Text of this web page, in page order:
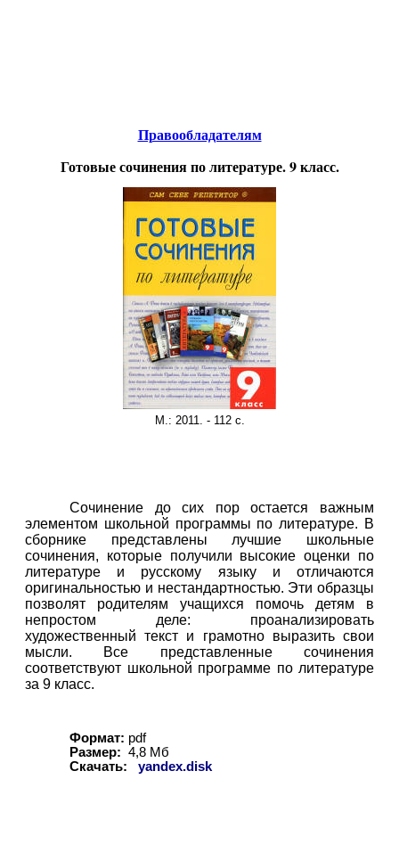
Правообладателям
Готовые сочинения по литературе. 9 класс.
М.: 2011. - 112 с.
Сочинение до сих пор остается важным
элементом школьной программы по литературе. В
сборнике представлены лучшие школьные
сочинения, которые получили высокие оценки по
литературе и русскому языку и отличаются
оригинальностью и нестандартностью. Эти образцы
позволят родителям учащихся помочь детям в
непростом деле: проанализировать
художественный текст и грамотно выразить свои
мысли. Все представленные сочинения
соответствуют школьной программе по литературе
за 9 класс.
Формат: pdf
Размер: 4,8 Мб
Скачать:
yandex.disk